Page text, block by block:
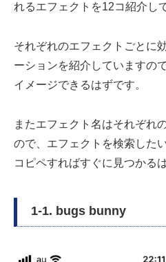
れるエフェクトを12コ紹介し
それぞれのエフェクトごとに
ーションを紹介していますの
イメージできるはずです。
またエフェクト名はそれぞれ
ので、エフェクトを検索した
コピペすればすぐに見つかる
1-1. bugs bunny